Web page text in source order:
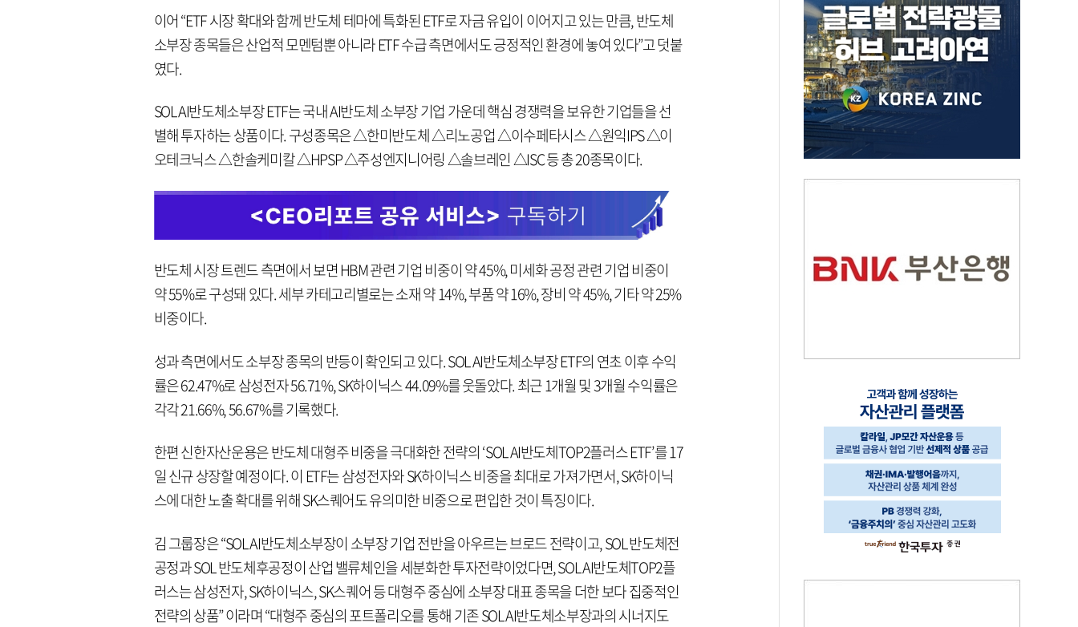
이어 “ETF 시장 확대와 함께 반도체 테마에 특화된 ETF로 자금 유입이 이어지고 있는 만큼, 반도체
소부장 종목들은 산업적 모멘텀뿐 아니라 ETF 수급 측면에서도 긍정적인 환경에 놓여 있다”고 덧붙
였다.
SOL AI반도체소부장 ETF는 국내 AI반도체 소부장 기업 가운데 핵심 경쟁력을 보유한 기업들을 선
별해 투자하는 상품이다. 구성종목은 △한미반도체 △리노공업 △이수페타시스 △원익IPS △이
오테크닉스 △한솔케미칼 △HPSP △주성엔지니어링 △솔브레인 △ISC 등 총 20종목이다.
반도체 시장 트렌드 측면에서 보면 HBM 관련 기업 비중이 약 45%, 미세화 공정 관련 기업 비중이
약 55%로 구성돼 있다. 세부 카테고리별로는 소재 약 14%, 부품 약 16%, 장비 약 45%, 기타 약 25%
비중이다.
성과 측면에서도 소부장 종목의 반등이 확인되고 있다. SOL AI반도체소부장 ETF의 연초 이후 수익
률은 62.47%로 삼성전자 56.71%, SK하이닉스 44.09%를 웃돌았다. 최근 1개월 및 3개월 수익률은
각각 21.66%, 56.67%를 기록했다.
한편 신한자산운용은 반도체 대형주 비중을 극대화한 전략의 ‘SOL AI반도체TOP2플러스 ETF’를 17
일 신규 상장할 예정이다. 이 ETF는 삼성전자와 SK하이닉스 비중을 최대로 가져가면서, SK하이닉
스에 대한 노출 확대를 위해 SK스퀘어도 유의미한 비중으로 편입한 것이 특징이다.
김 그룹장은 “SOL AI반도체소부장이 소부장 기업 전반을 아우르는 브로드 전략이고, SOL 반도체전
공정과 SOL 반도체후공정이 산업 밸류체인을 세분화한 투자전략이었다면, SOL AI반도체TOP2플
러스는 삼성전자, SK하이닉스, SK스퀘어 등 대형주 중심에 소부장 대표 종목을 더한 보다 집중적인
전략의 상품” 이라며 “대형주 중심의 포트폴리오를 통해 기존 SOL AI반도체소부장과의 시너지도